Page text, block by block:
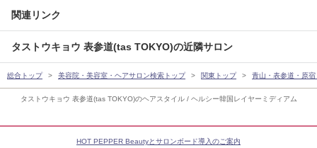
タストウキョウ 表参道(tas TOKYO)のヘアスタイル / ヘルシー韓国レイヤーミディアム
関連リンク
タストウキョウ 表参道(tas TOKYO)の近隣サロン
総合トップ 美容院・美容室・ヘアサロン検索トップ 関東トップ 青山・表参道・原宿
HOT PEPPER Beautyとサロンボード導入のご案内